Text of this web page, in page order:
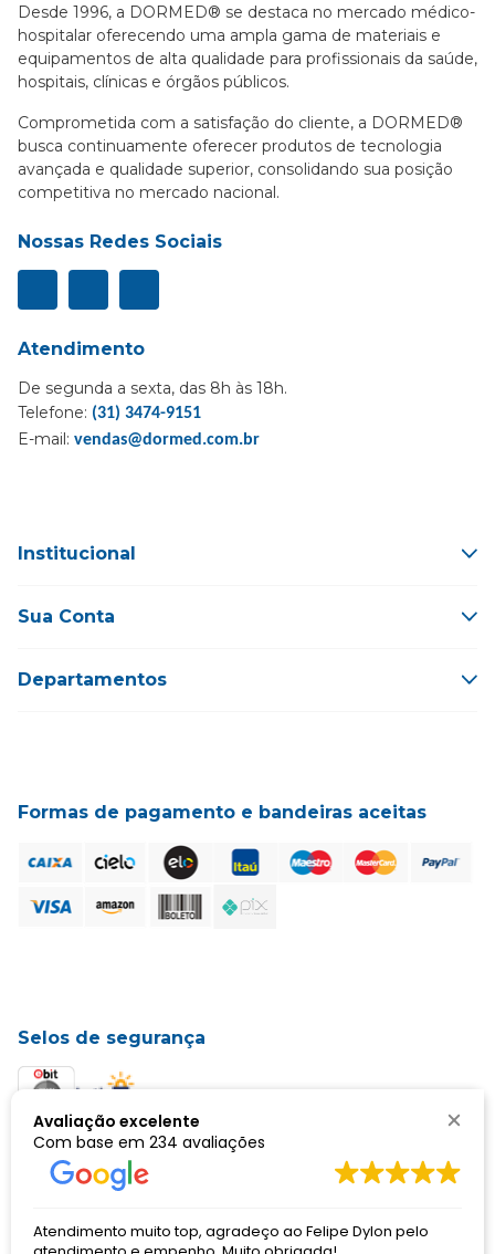
Desde 1996, a DORMED® se destaca no mercado médico-
hospitalar oferecendo uma ampla gama de materiais e
equipamentos de alta qualidade para profissionais da saúde,
hospitais, clínicas e órgãos públicos.
Comprometida com a satisfação do cliente, a DORMED®
busca continuamente oferecer produtos de tecnologia
avançada e qualidade superior, consolidando sua posição
competitiva no mercado nacional.
Nossas Redes Sociais
Atendimento
De segunda a sexta, das 8h às 18h.
Telefone: (31) 3474-9151
E-mail: vendas@dormed.com.br
Institucional
Sua Conta
Departamentos
Formas de pagamento e bandeiras aceitas
Selos de segurança
DORMED HOSPITALAR LTDA | CNPJ: 01.505.499/0002-32 | Avenida
Avaliação excelente
Com base em 234 avaliações
muito top, agradeço ao Felipe Dylon pelo
otimo